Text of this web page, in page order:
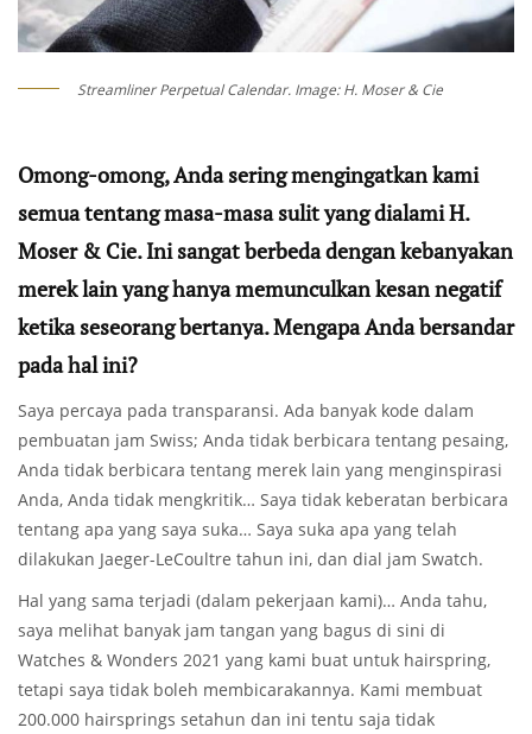
Streamliner Perpetual Calendar. Image: H. Moser & Cie
Omong-omong, Anda sering mengingatkan kami
semua tentang masa-masa sulit yang dialami H.
Moser & Cie. Ini sangat berbeda dengan kebanyakan
merek lain yang hanya memunculkan kesan negatif
ketika seseorang bertanya. Mengapa Anda bersandar
pada hal ini?
Saya percaya pada transparansi. Ada banyak kode dalam
pembuatan jam Swiss; Anda tidak berbicara tentang pesaing,
Anda tidak berbicara tentang merek lain yang menginspirasi
Anda, Anda tidak mengkritik… Saya tidak keberatan berbicara
tentang apa yang saya suka… Saya suka apa yang telah
dilakukan Jaeger-LeCoultre tahun ini, dan dial jam Swatch.
Hal yang sama terjadi (dalam pekerjaan kami)… Anda tahu,
saya melihat banyak jam tangan yang bagus di sini di
Watches & Wonders 2021 yang kami buat untuk hairspring,
tetapi saya tidak boleh membicarakannya. Kami membuat
200.000 hairsprings setahun dan ini tentu saja tidak